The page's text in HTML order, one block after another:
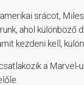
srácot,
ahol
kezdeni kell,
a